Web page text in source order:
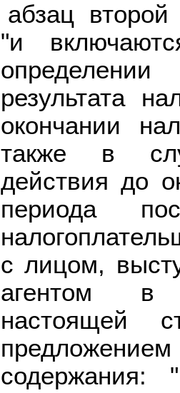
абзац
"и
результата
окончании
также в
действия до
периода
с лицом,
агентом в
настоящей
содержания: